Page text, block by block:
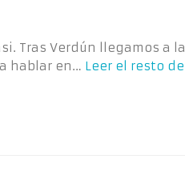
Tras Verdún llegamos a
hablar en… Leer el resto